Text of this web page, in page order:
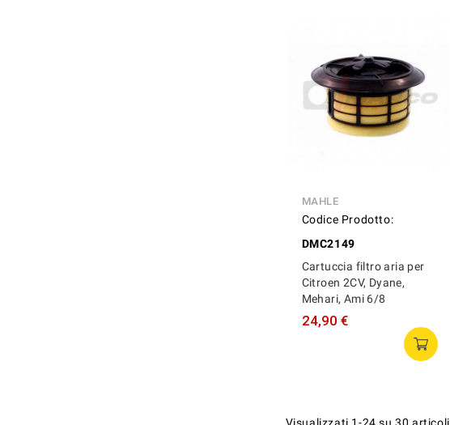
MAHLE
Codice Prodotto:
DMC2149
Cartuccia filtro aria per
Citroen 2CV, Dyane,
Mehari, Ami 6/8
24,90 €
Visualizzati 1-24 su 30 articoli